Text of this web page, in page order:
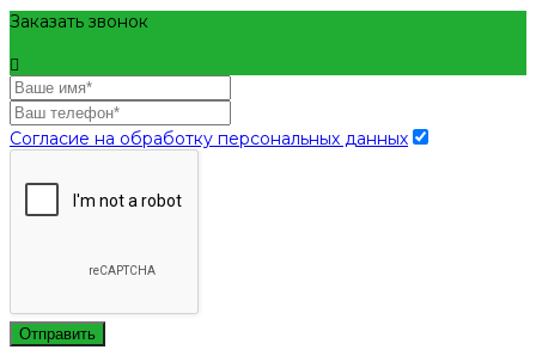
Заказать звонок
Согласие на обработку персональных данных
Отправить